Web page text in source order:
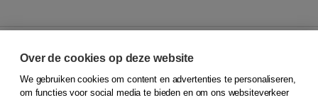
© 2026Koninklijke Boom uitgevers
Over de cookies op deze website
We gebruiken cookies om content en advertenties te personaliseren,
om functies voor social media te bieden en om ons websiteverkeer